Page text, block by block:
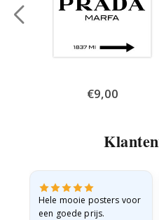
Special
Price
€9,00
Hele mooie posters voor
een goede prijs.